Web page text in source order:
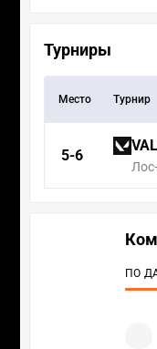
Турниры
Место Турнир
5-6
ПО